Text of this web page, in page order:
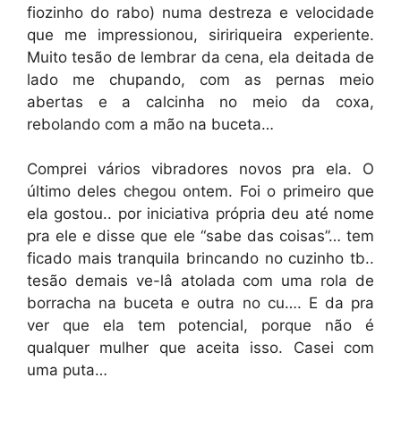
fiozinho do rabo) numa destreza e velocidade
que me impressionou, siririqueira experiente.
Muito tesão de lembrar da cena, ela deitada de
lado me chupando, com as pernas meio
abertas e a calcinha no meio da coxa,
rebolando com a mão na buceta…
Comprei vários vibradores novos pra ela. O
último deles chegou ontem. Foi o primeiro que
ela gostou.. por iniciativa própria deu até nome
pra ele e disse que ele “sabe das coisas”… tem
ficado mais tranquila brincando no cuzinho tb..
tesão demais ve-lâ atolada com uma rola de
borracha na buceta e outra no cu…. E da pra
ver que ela tem potencial, porque não é
qualquer mulher que aceita isso. Casei com
uma puta…